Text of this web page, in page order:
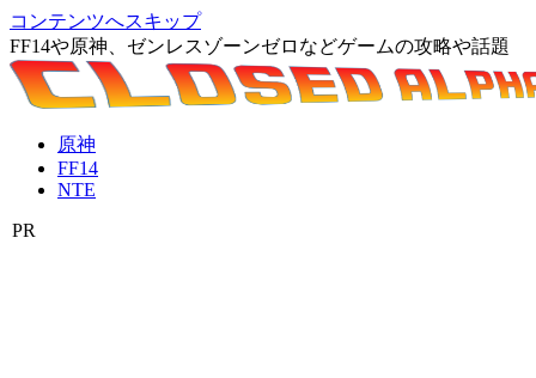
コンテンツへスキップ
FF14や原神、ゼンレスゾーンゼロなどゲームの攻略や話題
原神
FF14
NTE
PR